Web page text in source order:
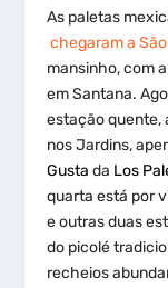
As paletas
chegaram a
mansinho, com
em Santana.
estação quente,
nos Jardins,
Gusta da Los
quarta está por
e outras duas
do picolé
recheios